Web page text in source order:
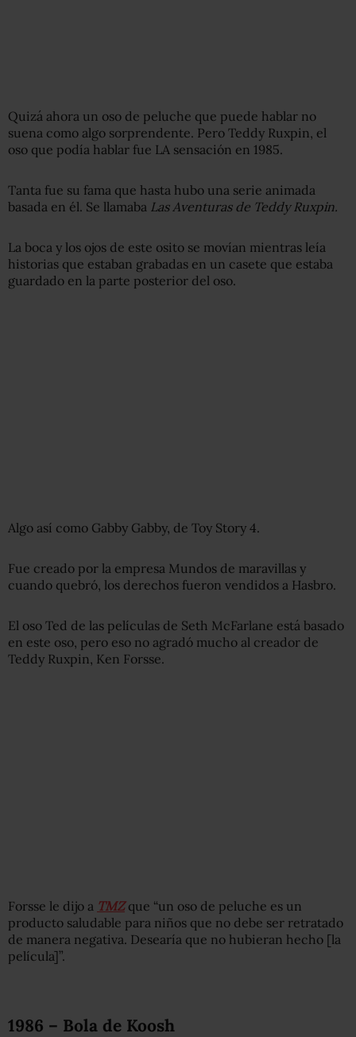
Quizá ahora un oso de peluche que puede hablar no
suena como algo sorprendente. Pero Teddy Ruxpin, el
oso que podía hablar fue LA sensación en 1985.
Tanta fue su fama que hasta hubo una serie animada
basada en él. Se llamaba Las Aventuras de Teddy Ruxpin.
La boca y los ojos de este osito se movían mientras leía
historias que estaban grabadas en un casete que estaba
guardado en la parte posterior del oso.
Algo así como Gabby Gabby, de Toy Story 4.
Fue creado por la empresa Mundos de maravillas y
cuando quebró, los derechos fueron vendidos a Hasbro.
El oso Ted de las películas de Seth McFarlane está basado
en este oso, pero eso no agradó mucho al creador de
Teddy Ruxpin, Ken Forsse.
Forsse le dijo a TMZque “un oso de peluche es un
producto saludable para niños que no debe ser retratado
de manera negativa. Desearía que no hubieran hecho [la
película]”.
1986 – Bola de Koosh